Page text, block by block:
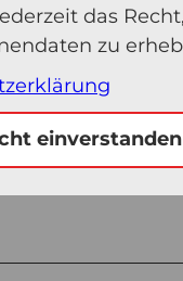
das
zu
einverstanden